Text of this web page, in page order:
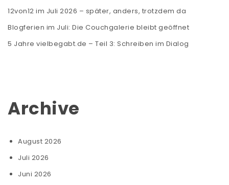
12von12 im Juli 2026 – später, anders, trotzdem da
Blogferien im Juli: Die Couchgalerie bleibt geöffnet
5 Jahre vielbegabt.de – Teil 3: Schreiben im Dialog
Archive
August 2026
Juli 2026
Juni 2026